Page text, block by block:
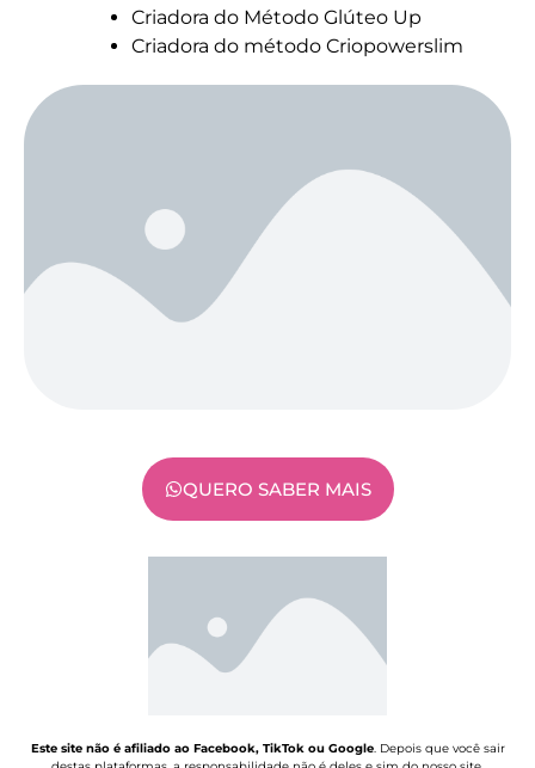
Criadora do Método Glúteo Up
Criadora do método Criopowerslim
QUERO SABER MAIS
Este site não é afiliado ao Facebook, TikTok ou Google. Depois que você sair